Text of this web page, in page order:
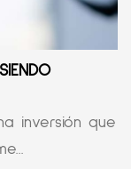
inversión que